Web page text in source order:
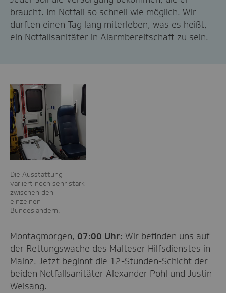
braucht. Im Notfall so schnell wie möglich. Wir
durften einen Tag lang miterleben, was es heißt,
ein Notfallsanitäter in Alarmbereitschaft zu sein.
Die Ausstattung
variiert noch sehr stark
zwischen den
einzelnen
Bundesländern.
Montagmorgen, 07:00 Uhr: Wir befinden uns auf
der Rettungswache des Malteser Hilfsdienstes in
Mainz. Jetzt beginnt die 12-Stunden-Schicht der
beiden Notfallsanitäter Alexander Pohl und Justin
Weisang.